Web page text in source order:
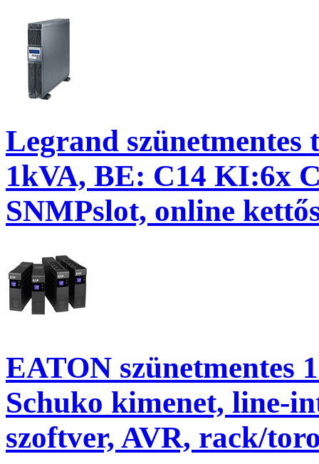
Legrand
1kVA, BE: C14 KI:6x
SNMPslot, online
EATON szünetmentes
Schuko kimenet, line-
szoftver, AVR, rack/